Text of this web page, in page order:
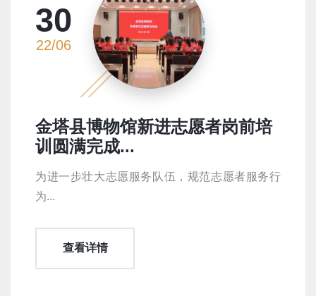
30
22/06
金塔县博物馆新进志愿者岗前培
训圆满完成...
为进一步壮大志愿服务队伍，规范志愿者服务行
为...
查看详情